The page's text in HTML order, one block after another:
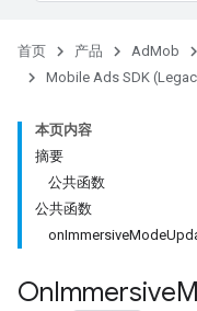
首页 产品 AdMob
Mobile Ads SDK
本页内容
摘要
公共函数
公共函数
OnImmersive